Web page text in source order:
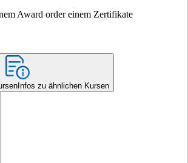
Award order einem Zertifikate
Infos zu ähnlichen Kursen